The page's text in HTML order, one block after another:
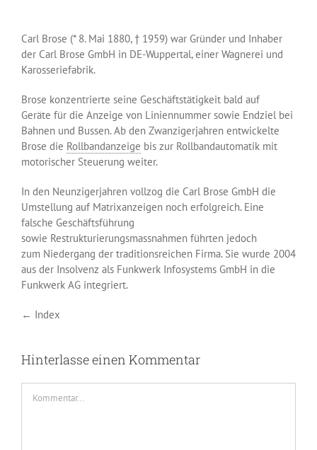
Carl Brose (* 8. Mai 1880, † 1959) war Gründer und Inhaber
der Carl Brose GmbH in DE-Wuppertal, einer Wagnerei und
Karosseriefabrik.
Brose konzentrierte seine Geschäftstätigkeit bald auf
Geräte für die Anzeige von Liniennummer sowie Endziel bei
Bahnen und Bussen. Ab den Zwanzigerjahren entwickelte
Brose die Rollbandanzeige bis zur Rollbandautomatik mit
motorischer Steuerung weiter.
In den Neunzigerjahren vollzog die Carl Brose GmbH die
Umstellung auf Matrixanzeigen noch erfolgreich. Eine
falsche Geschäftsführung
sowie Restrukturierungsmassnahmen führten jedoch
zum Niedergang der traditionsreichen Firma. Sie wurde 2004
aus der Insolvenz als Funkwerk Infosystems GmbH in die
Funkwerk AG integriert.
← Index
Hinterlasse einen Kommentar